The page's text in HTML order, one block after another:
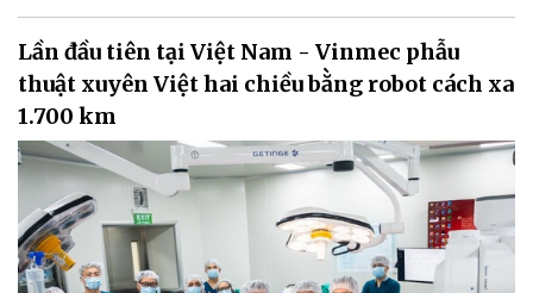
Lần đầu tiên tại Việt Nam - Vinmec phẫu
thuật xuyên Việt hai chiều bằng robot cách xa
1.700 km